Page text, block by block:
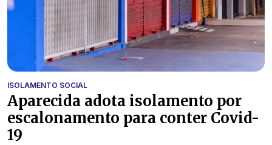
ISOLAMENTO SOCIAL
Aparecida adota isolamento por
escalonamento para conter Covid-
19